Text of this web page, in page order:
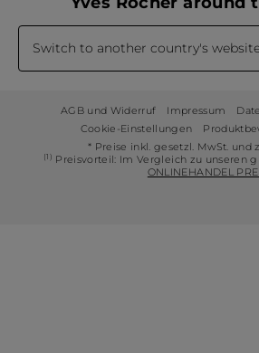
Switch to another country's
AGB und Widerruf Impressum
Cookie-Einstellungen
* Preise inkl. gesetzl. MwSt. und
(1) Preisvorteil: Im Vergleich zu unseren
ONLINEHANDEL